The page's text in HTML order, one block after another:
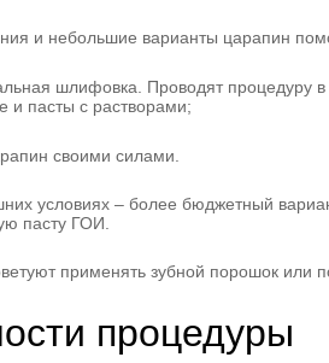
и небольшие варианты царапин
шлифовка. Проводят процедуру
и пасты с растворами;
своими силами.
условиях – более бюджетный
пасту ГОИ.
применять зубной порошок или
процедуры